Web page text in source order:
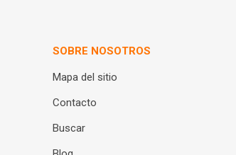
SOBRE NOSOTROS
Mapa del sitio
Contacto
Buscar